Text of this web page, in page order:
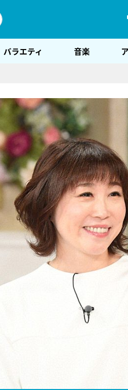
バラエティ 音楽